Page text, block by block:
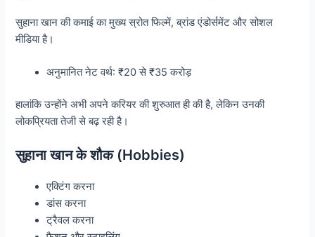
सुहाना खान की कमाई का मुख्य स्रोत फिल्में, ब्रांड एंडोर्समेंट और सोशल
मीडिया है।
अनुमानित नेट वर्थ: ₹20 से ₹35 करोड़
हालांकि उन्होंने अभी अपने करियर की शुरुआत ही की है, लेकिन उनकी
लोकप्रियता तेजी से बढ़ रही है।
सुहाना खान के शौक (Hobbies)
एक्टिंग करना
डांस करना
ट्रैवल करना